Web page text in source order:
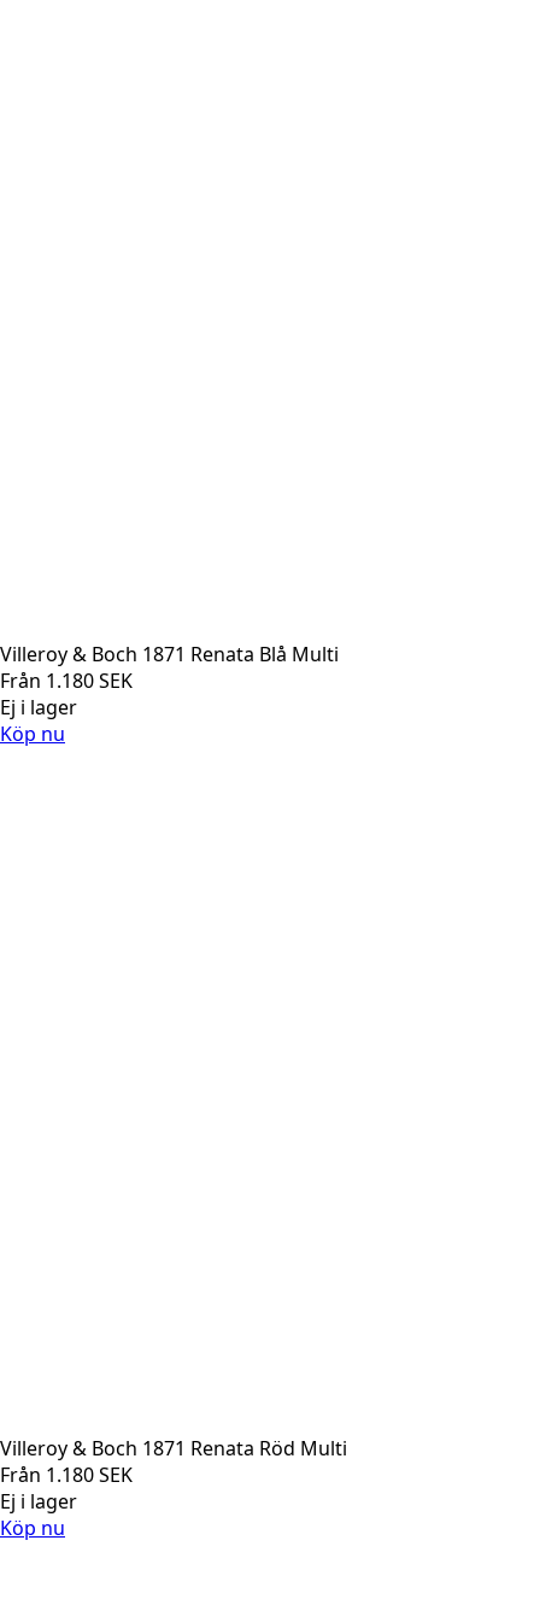
Villeroy & Boch 1871 Renata Blå Multi
Från 1.180SEK
Ej i lager
Köp nu
Villeroy & Boch 1871 Renata Röd Multi
Från 1.180SEK
Ej i lager
Köp nu